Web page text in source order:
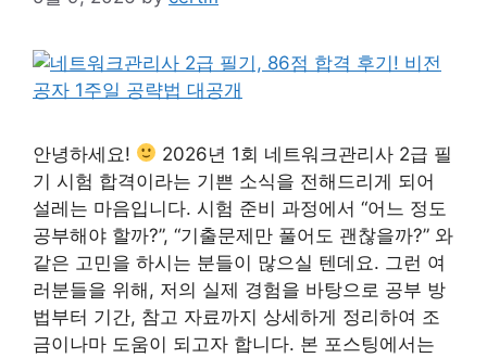
안녕하세요!
2026년 1회 네트워크관리사 2급 필
기 시험 합격이라는 기쁜 소식을 전해드리게 되어
설레는 마음입니다. 시험 준비 과정에서 “어느 정도
공부해야 할까?”, “기출문제만 풀어도 괜찮을까?” 와
같은 고민을 하시는 분들이 많으실 텐데요. 그런 여
러분들을 위해, 저의 실제 경험을 바탕으로 공부 방
법부터 기간, 참고 자료까지 상세하게 정리하여 조
금이나마 도움이 되고자 합니다. 본 포스팅에서는